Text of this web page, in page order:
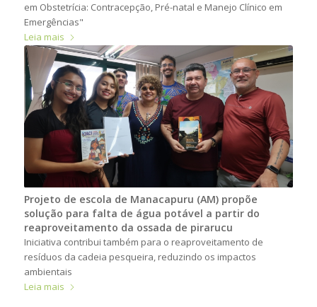
em Obstetrícia: Contracepção, Pré-natal e Manejo Clínico em
Emergências"
Leia mais
Projeto de escola de Manacapuru (AM) propõe
solução para falta de água potável a partir do
reaproveitamento da ossada de pirarucu
Iniciativa contribui também para o reaproveitamento de
resíduos da cadeia pesqueira, reduzindo os impactos
ambientais
Leia mais